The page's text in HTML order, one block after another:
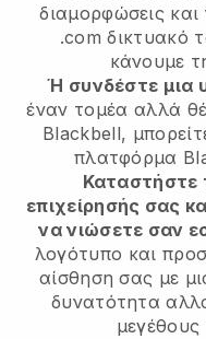
διαμορφώσεις
.com δικτυακό
κάνουμε
Ή συνδέστε μια
έναν τομέα αλλά
Blackbell,
πλατφόρμα
Καταστήστε
επιχείρησής σας
να νιώσετε σαν
λογότυπο και
αίσθηση σας με
δυνατότητα
μεγέθους